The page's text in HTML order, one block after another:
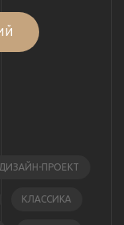
ДИЗАЙН-ПРОЕКТ
КЛАССИКА